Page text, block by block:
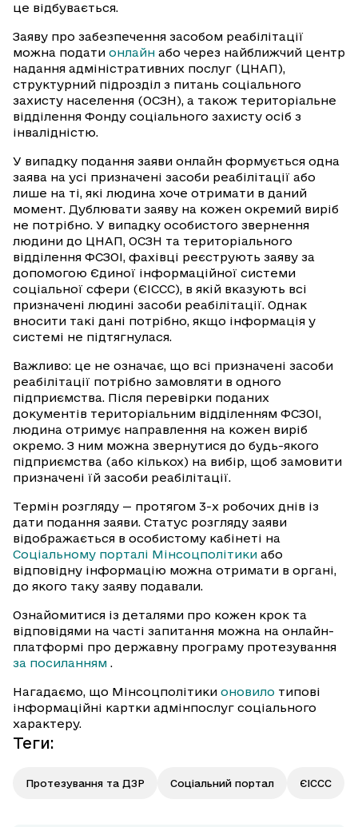
це відбувається.
Заяву про забезпечення засобом реабілітації
можна подати онлайн або через найближчий центр
надання адміністративних послуг (ЦНАП),
структурний підрозділ з питань соціального
захисту населення (ОСЗН), а також територіальне
відділення Фонду соціального захисту осіб з
інвалідністю.
У випадку подання заяви онлайн формується одна
заява на усі призначені засоби реабілітації або
лише на ті, які людина хоче отримати в даний
момент. Дублювати заяву на кожен окремий виріб
не потрібно. У випадку особистого звернення
людини до ЦНАП, ОСЗН та територіального
відділення ФСЗОІ, фахівці реєструють заяву за
допомогою Єдиної інформаційної системи
соціальної сфери (ЄІССС), в якій вказують всі
призначені людині засоби реабілітації. Однак
вносити такі дані потрібно, якщо інформація у
системі не підтягнулася.
Важливо: це не означає, що всі призначені засоби
реабілітації потрібно замовляти в одного
підприємства. Після перевірки поданих
документів територіальним відділенням ФСЗОІ,
людина отримує направлення на кожен виріб
окремо. З ним можна звернутися до будь-якого
підприємства (або кількох) на вибір, щоб замовити
призначені їй засоби реабілітації.
Термін розгляду — протягом 3-х робочих днів із
дати подання заяви. Статус розгляду заяви
відображається в особистому кабінеті на
Соціальному порталі Мінсоцполітики або
відповідну інформацію можна отримати в органі,
до якого таку заяву подавали.
Ознайомитися із деталями про кожен крок та
відповідями на часті запитання можна на онлайн-
платформі про державну програму протезування
за посиланням .
Нагадаємо, що Мінсоцполітики оновило типові
інформаційні картки адмінпослуг соціального
характеру.
Теги:
Протезування та ДЗР Соціальний портал ЄІССС